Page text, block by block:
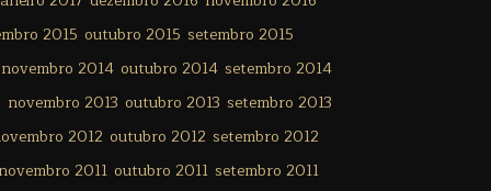
2015 outubro 2015 setembro 2015
novembro 2014 outubro 2014 setembro 2014
novembro 2013 outubro 2013 setembro 2013
2012 outubro 2012 setembro 2012
2011 outubro 2011 setembro 2011